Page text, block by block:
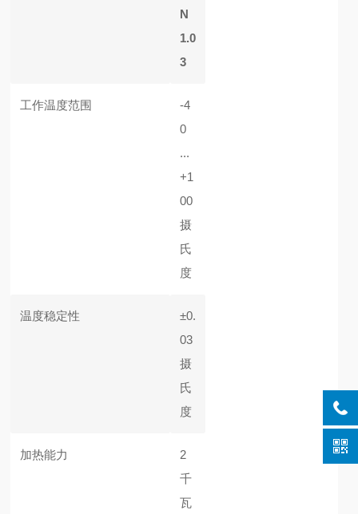
N
1.0
3
工作温度范围
-4
0
...
+1
00
摄
氏
度
温度稳定性
±0.
03
摄
氏
度
加热能力
2
千
瓦